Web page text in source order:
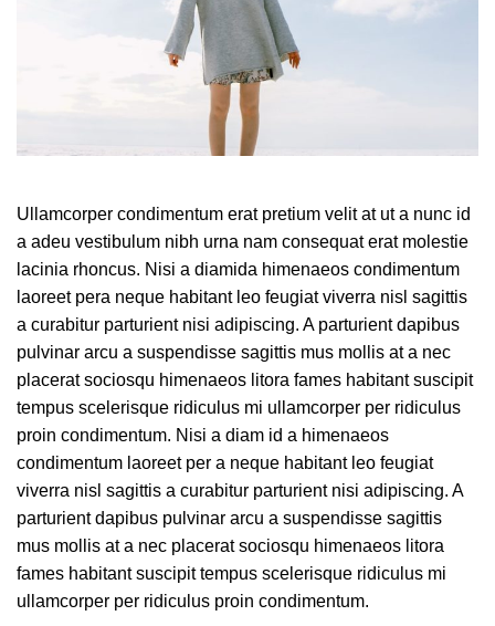
Ullamcorper condimentum erat pretium velit at ut a nunc id
a adeu vestibulum nibh urna nam consequat erat molestie
lacinia rhoncus. Nisi a diamida himenaeos condimentum
laoreet pera neque habitant leo feugiat viverra nisl sagittis
a curabitur parturient nisi adipiscing. A parturient dapibus
pulvinar arcu a suspendisse sagittis mus mollis at a nec
placerat sociosqu himenaeos litora fames habitant suscipit
tempus scelerisque ridiculus mi ullamcorper per ridiculus
proin condimentum. Nisi a diam id a himenaeos
condimentum laoreet per a neque habitant leo feugiat
viverra nisl sagittis a curabitur parturient nisi adipiscing. A
parturient dapibus pulvinar arcu a suspendisse sagittis
mus mollis at a nec placerat sociosqu himenaeos litora
fames habitant suscipit tempus scelerisque ridiculus mi
ullamcorper per ridiculus proin condimentum.